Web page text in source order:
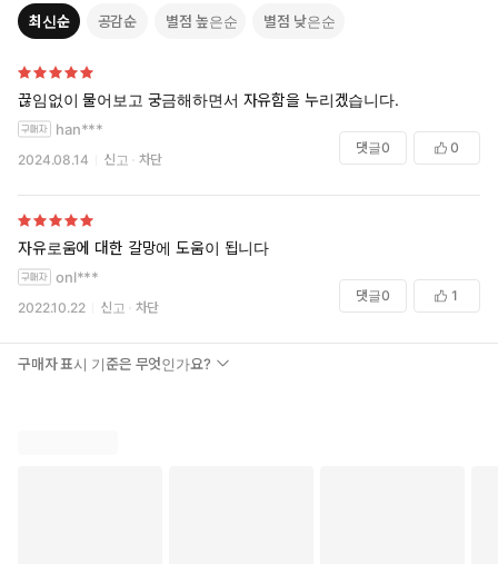
-“우리 시대 가장 주목할 목회자” 티모시 켈러가 고린도전서 3:21-
4:7을 본문으로 전한 한 편의 설교(최신간)
-인간의 본성-교만과 비교의식, 두려움 등-에 대한 깊은 통찰을 준
다.
-교만과 열등감이라는 극단적인 자기이해에서 벗어나 복음에 근
거한 바른 자기 정체성을 갖도록 도와준다.
독자 대상
-다른 사람이 자신을 판단하거나 스스로 자기를 의식하는 문제로 염
려와 갈등 가운데 있는 그리스도인
-복음에 근거한 바른 자기 정체성을 갖고자 하는 그리스도인
-영적 훈련이나 상담을 이끄는 목회자와 평신도, 선교단체 간사와
-티모시 켈러에 관심하는 독자
최신순 공감순 별점 높은순 별점 낮은순
끊임없이 물어보고 궁금해하면서 자유함을 누리겠습니다.
han***
2024.08.14 신고 차단
댓글0 0
자유로움에 대한 갈망에 도움이 됩니다
onl***
2022.10.22 신고 차단
댓글0 1
구매자 표시 기준은 무엇인가요?